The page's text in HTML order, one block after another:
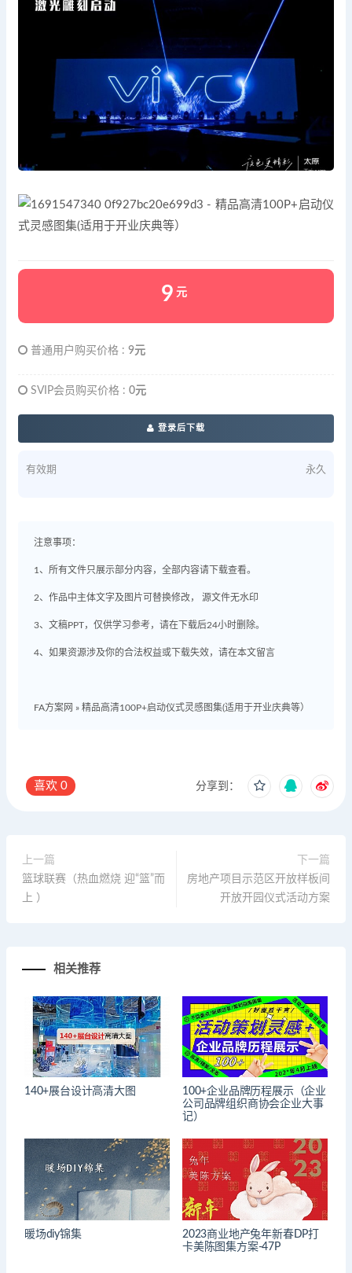
9 元
普通用户购买价格 : 9元
SVIP会员购买价格 : 0元
登录后下载
有效期 永久
注意事项：
1、所有文件只展示部分内容，全部内容请下载查看。
2、作品中主体文字及图片可替换修改， 源文件无水印
3、文稿PPT，仅供学习参考，请在下载后24小时删除。
4、如果资源涉及你的合法权益或下载失效，请在本文留言
FA方案网 » 精品高清100P+启动仪式灵感图集(适用于开业庆典等）
喜欢 0 分享到：
上一篇
篮球联赛（热血燃烧 迎“篮”而
上 ）
下一篇
房地产项目示范区开放样板间
开放开园仪式活动方案
相关推荐
140+展台设计高清大图
100+企业品牌历程展示（企业
公司品牌组织商协会企业大事
记）
暖场diy锦集
2023商业地产兔年新春DP打
卡美陈图集方案-47P